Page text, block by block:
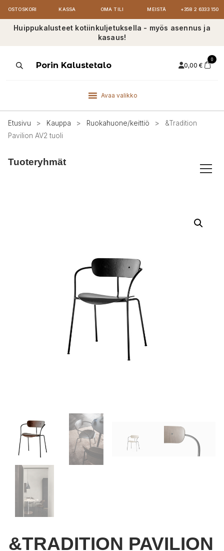
OSTOSKORI KASSA OMA TILI MEISTÄ +358 2 6333 150
Huippukalusteet kotiinkuljetuksella - myös asennus ja
kasaus!
ProductsPorin Kalustetalo 0,00 €
0
Avaa valikko
Etusivu > Kauppa > Ruokahuone/keittiö >
&Tradition
Pavilion AV2 tuoli
Tuoteryhmät
&TRADITION PAVILION